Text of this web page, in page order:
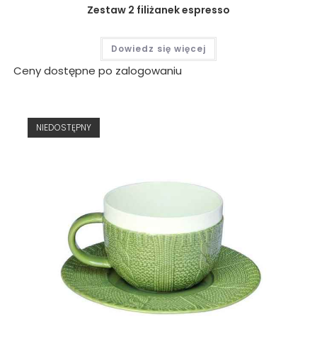
Zestaw 2 filiżanek espresso
Dowiedz się więcej
Ceny dostępne po zalogowaniu
NIEDOSTĘPNY